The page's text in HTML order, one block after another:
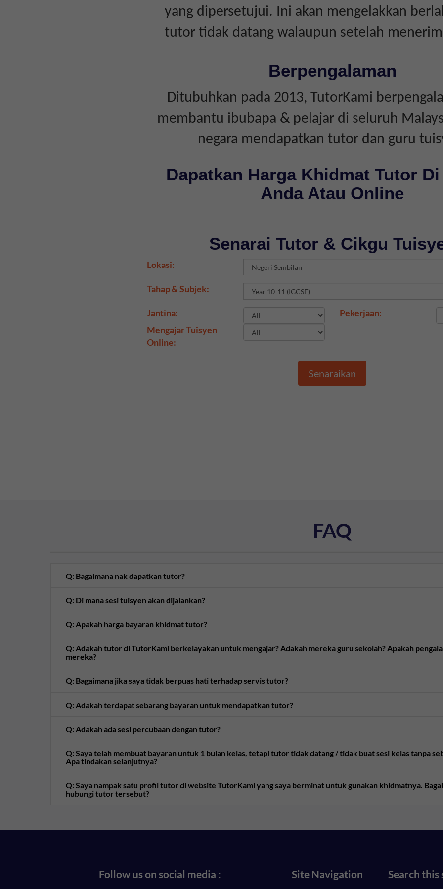
yang dipersetujui. Ini akan mengelakkan
tutor tidak datang walaupun setelah
Berpengalaman
Ditubuhkan pada 2013, TutorKami
membantu ibubapa & pelajar di seluruh
negara mendapatkan tutor dan guru
Dapatkan Harga Khidmat Tutor
Anda Atau Online
Senarai Tutor & Cikgu
Lokasi:
Tahap & Subjek:
Jantina:
Pekerjaan:
Mengajar Tuisyen
Online:
Senaraikan
FAQ
Q: Bagaimana nak dapatkan tutor?
Q: Di mana sesi tuisyen akan dijalankan?
Q: Apakah harga bayaran khidmat tutor?
Q: Adakah tutor di TutorKami berkelayakan untuk mengajar? Adakah mereka guru sekolah? Apakah
mereka?
Q: Bagaimana jika saya tidak berpuas hati terhadap servis tutor?
Q: Adakah terdapat sebarang bayaran untuk mendapatkan tutor?
Q: Adakah ada sesi percubaan dengan tutor?
Q: Saya telah membuat bayaran untuk 1 bulan kelas, tetapi tutor tidak datang / tidak buat sesi kelas tanpa
Apa tindakan selanjutnya?
Q: Saya nampak satu profil tutor di website TutorKami yang saya berminat untuk gunakan khidmatnya.
hubungi tutor tersebut?
Follow us on social media : Site Navigation Search this